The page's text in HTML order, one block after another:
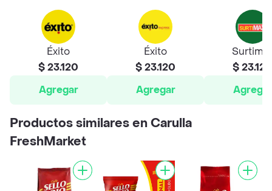
Éxito
$ 23.120
Agregar
Éxito
$ 23.120
Agregar
$ 23.120
Agregar
Productos similares en Carulla
FreshMarket